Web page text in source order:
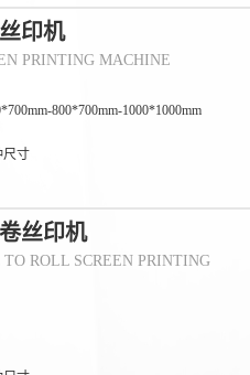
印机
PRINTING MACHINE
800*700mm-1000*1000mm
尺寸
丝印机
ROLL SCREEN PRINTING
签的防伪效果
核心，是**聚焦防伪特性（如光
供
（如光变油
伪标签的一致
的核心，是**消除全流程变量**，
统一操作规范和量化检测，实现
寸、防伪效果上的统一。 一、